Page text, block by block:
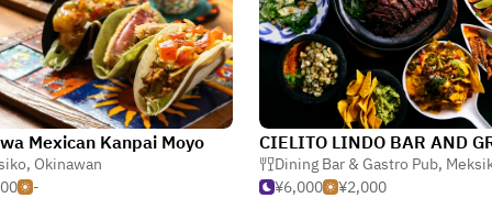
Jepang)
Mexican Kanpai Moyo
, Okinawan
-
CIELITO LINDO BAR AND
Dining Bar & Gastro Pub,
¥6,000
¥2,000